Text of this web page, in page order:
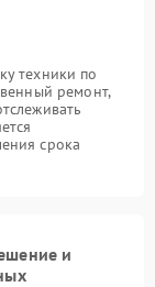
техники по
ремонт,
срока
и